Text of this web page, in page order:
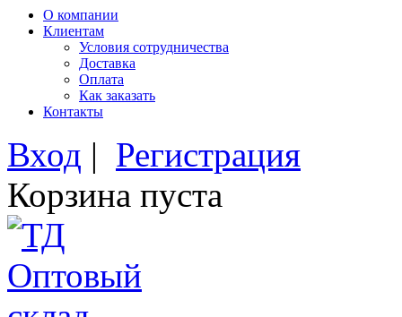
О компании
Клиентам
Условия сотрудничества
Доставка
Оплата
Как заказать
Контакты
Вход | Регистрация
Корзина пуста